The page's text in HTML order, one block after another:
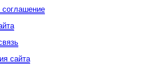
соглашение
сайта